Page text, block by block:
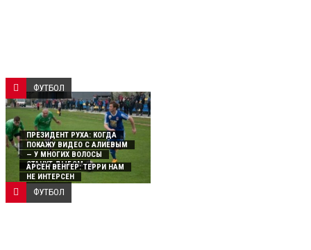
ФУТБОЛ
ПРЕЗИДЕНТ РУХА: КОГДА
ПОКАЖУ ВИДЕО С АЛИЕВЫМ
— У МНОГИХ ВОЛОСЫ
СТАНУТ ДЫБОМ
ФУТБОЛ
АРСЕН ВЕНГЕР: ТЕРРИ НАМ
НЕ ИНТЕРСЕН